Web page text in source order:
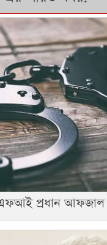
প্রধান আফজাল